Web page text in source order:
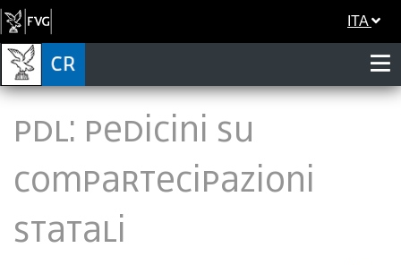
ITA
PdL: Pedicini su
compartecipazioni
statali